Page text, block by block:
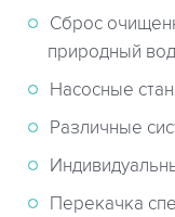
Сброс
природный
Насосные
Различные
Перекачка